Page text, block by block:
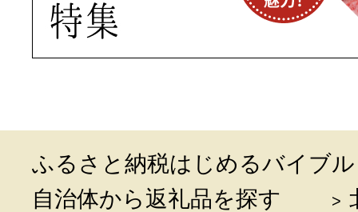
ふるさと納税はじめるバイブル
自治体から返礼品を探す